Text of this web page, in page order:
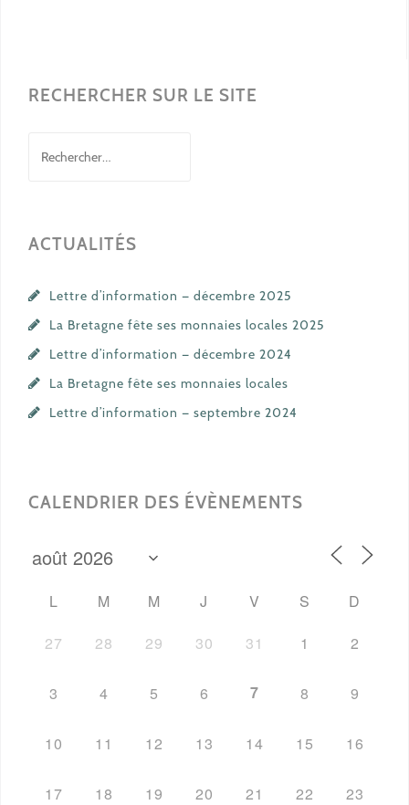
RECHERCHER SUR LE SITE
ACTUALITÉS
Lettre d’information — décembre 2025
La Bretagne fête ses monnaies locales 2025
Lettre d’information — décembre 2024
La Bretagne fête ses monnaies locales
Lettre d’information — septembre 2024
CALENDRIER DES ÉVÈNEMENTS
L M M J V S
D
27
28 29 30 31 1 2
3 4 5 6 7 8 9
10 11 12 13 14 15 16
17 18 19 20 21 22 23